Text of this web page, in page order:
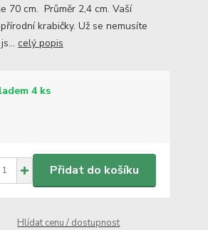
70 cm. Průměr 2,4 cm. Vaší
krabičky. Už se nemusíte
celý popis
4 ks
Přidat do košíku
Hlídat cenu / dostupnost